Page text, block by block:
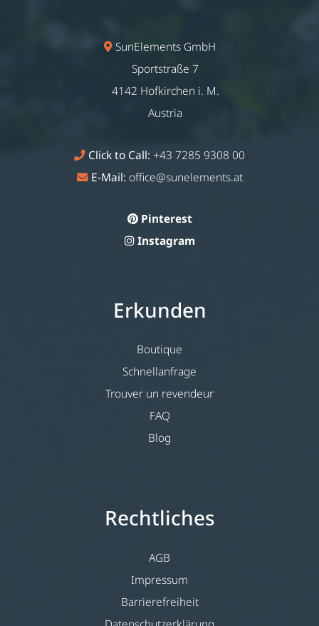
SunElements GmbH
Sportstraße 7
4142 Hofkirchen i. M.
Austria
Click to Call: +43 7285 9308 00
E-Mail: office@sunelements.at
Pinterest
Instagram
Erkunden
Boutique
Schnellanfrage
Trouver un revendeur
FAQ
Blog
Rechtliches
AGB
Impressum
Barrierefreiheit